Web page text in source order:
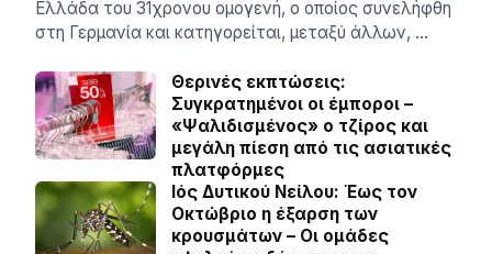
Ελλάδα του 31χρονου ομογενή, ο οποίος συνελήφθη
στη Γερμανία και κατηγορείται, μεταξύ άλλων, …
Θερινές εκπτώσεις:
Συγκρατημένοι οι έμποροι –
«Ψαλιδισμένος» ο τζίρος και
μεγάλη πίεση από τις ασιατικές
πλατφόρμες
Ιός Δυτικού Νείλου: Έως τον
Οκτώβριο η έξαρση των
κρουσμάτων – Οι ομάδες